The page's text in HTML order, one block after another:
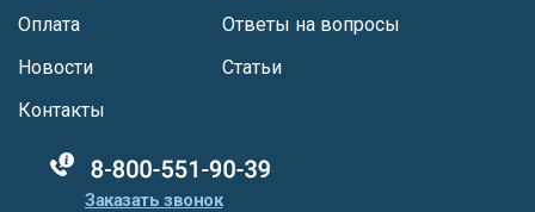
Оплата
Новости
Ответы на вопросы
Статьи
Контакты
88005555550
Заказать звонок